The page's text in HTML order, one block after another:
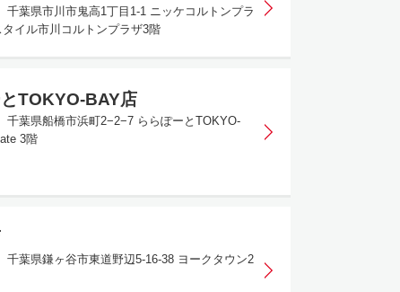
葉県市川市鬼高1丁目1-1 ニッケコルトンプラ
イル市川コルトンプラザ3階
TOKYO-BAY店
葉県船橋市浜町2−2−7 ららぽーとTOKYO-
3階
葉県鎌ヶ谷市東道野辺5-16-38 ヨークタウン2